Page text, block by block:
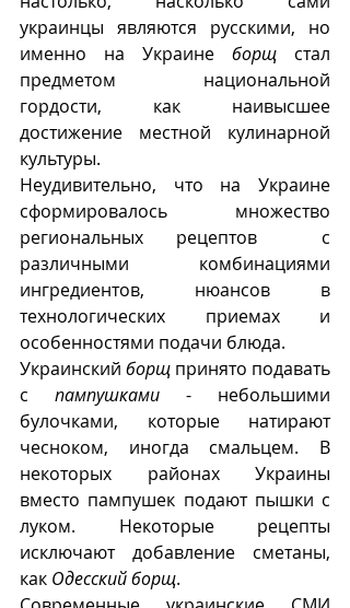
украинцы являются русскими, но
именно на Украине борщ стал
предметом национальной
гордости, как наивысшее
достижение местной кулинарной
культуры.
Неудивительно, что на Украине
сформировалось множество
региональных рецептов  с
различными комбинациями
ингредиентов, нюансов в
технологических приемах и
особенностями подачи блюда.
Украинский борщ принято подавать
с пампушками - небольшими
булочками, которые натирают
чесноком, иногда смальцем. В
некоторых районах Украины
вместо пампушек подают пышки с
луком. Некоторые рецепты
исключают добавление сметаны,
как Одесский борщ.